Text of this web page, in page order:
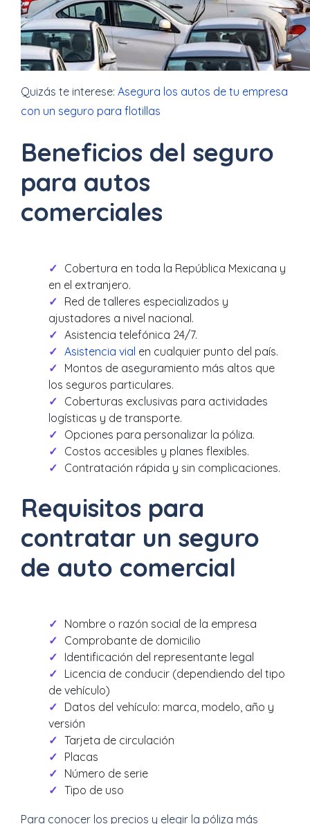
Quizás te interese: Asegura los autos de tu empresa
con un seguro para flotillas
Beneficios del seguro
para autos
comerciales
Cobertura en toda la República Mexicana y
en el extranjero.
Red de talleres especializados y
ajustadores a nivel nacional.
Asistencia telefónica 24/7.
Asistencia vial en cualquier punto del país.
Montos de aseguramiento más altos que
los seguros particulares.
Coberturas exclusivas para actividades
logísticas y de transporte.
Opciones para personalizar la póliza.
Costos accesibles y planes flexibles.
Contratación rápida y sin complicaciones.
Requisitos para
contratar un seguro
de auto comercial
Nombre o razón social de la empresa
Comprobante de domicilio
Identificación del representante legal
Licencia de conducir (dependiendo del tipo
de vehículo)
Datos del vehículo: marca, modelo, año y
versión
Tarjeta de circulación
Placas
Número de serie
Tipo de uso
Para conocer los precios y elegir la póliza más